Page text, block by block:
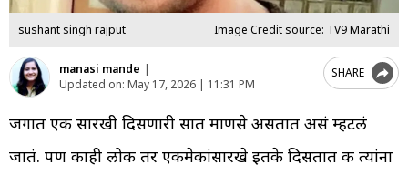
sushant singh rajput Image Credit source: TV9 Marathi
manasi mande |
Updated on: May 17, 2026 | 11:31 PM
SHARE
जगात एक सारखी दिसणारी सात माणसे असतात असं म्हटलं
जातं. पण काही लोक तर एकमेकांसारखे इतके दिसतात की त्यांना